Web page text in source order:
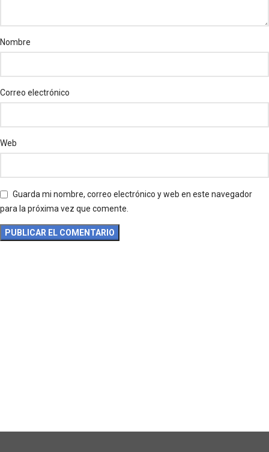
Nombre
Correo electrónico
Web
Guarda mi nombre, correo electrónico y web en este navegador
para la próxima vez que comente.